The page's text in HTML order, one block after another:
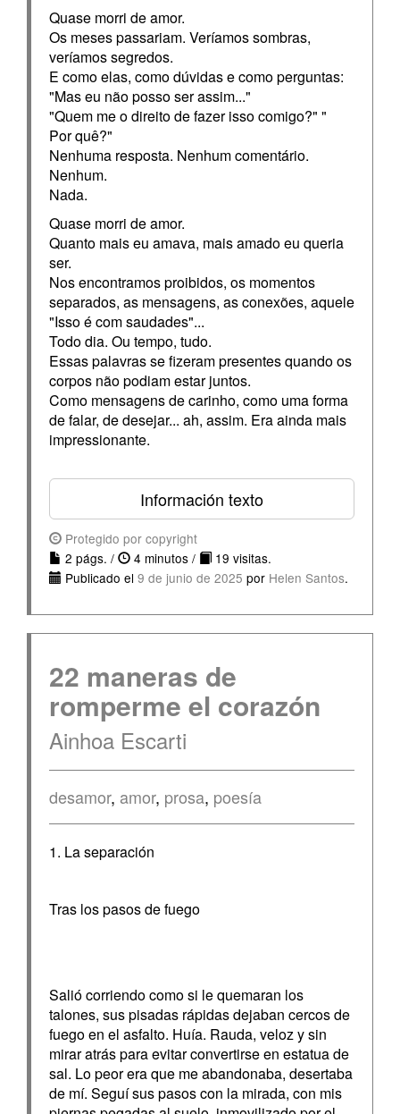
Quase morri de amor.
Os meses passariam. Veríamos sombras,
veríamos segredos.
E como elas, como dúvidas e como perguntas:
"Mas eu não posso ser assim..."
"Quem me o direito de fazer isso comigo?" "
Por quê?"
Nenhuma resposta. Nenhum comentário.
Nenhum.
Nada.
Quase morri de amor.
Quanto mais eu amava, mais amado eu queria
ser.
Nos encontramos proibidos, os momentos
separados, as mensagens, as conexões, aquele
"Isso é com saudades"...
Todo dia. Ou tempo, tudo.
Essas palavras se fizeram presentes quando os
corpos não podiam estar juntos.
Como mensagens de carinho, como uma forma
de falar, de desejar... ah, assim. Era ainda mais
impressionante.
Información texto
Protegido por copyright
2 págs. /
4 minutos /
19 visitas.
Publicado el 9 de junio de 2025 por Helen Santos.
22 maneras de
romperme el corazón
Ainhoa Escarti
desamor, amor, prosa, poesía
1. La separación
Tras los pasos de fuego
Salió corriendo como si le quemaran los
talones, sus pisadas rápidas dejaban cercos de
fuego en el asfalto. Huía. Rauda, veloz y sin
mirar atrás para evitar convertirse en estatua de
sal. Lo peor era que me abandonaba, desertaba
de mí. Seguí sus pasos con la mirada, con mis